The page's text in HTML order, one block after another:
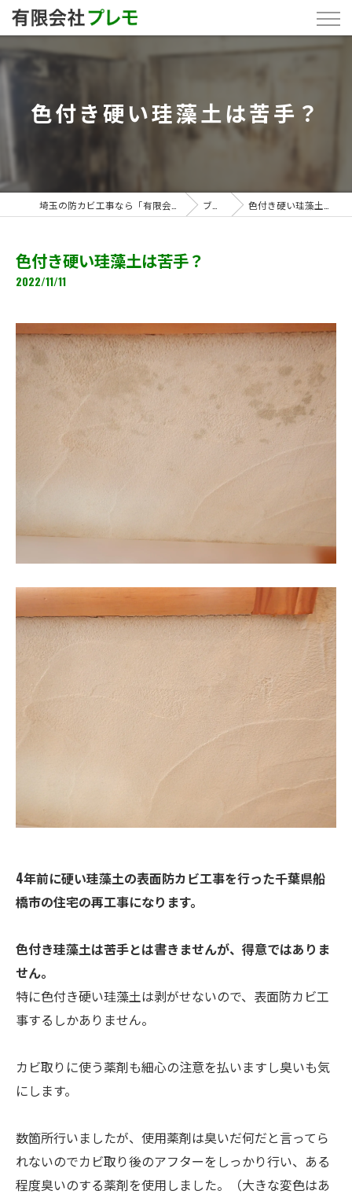
色付き硬い珪藻土は苦手？
ブログ 色付き硬い珪藻土は苦手？
色付き硬い珪藻土は苦手？
2022/11/11
4年前に硬い珪藻土の表面防カビ工事を行った千葉県船
橋市の住宅の再工事になります。
色付き珪藻土は苦手とは書きませんが、得意ではありま
せん。
特に色付き硬い珪藻土は剥がせないので、表面防カビ工
事するしかありません。
カビ取りに使う薬剤も細心の注意を払いますし臭いも気
にします。
数箇所行いましたが、使用薬剤は臭いだ何だと言ってら
れないのでカビ取り後のアフターをしっかり行い、ある
程度臭いのする薬剤を使用しました。（大きな変色はあ